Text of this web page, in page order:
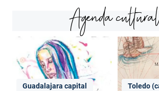
Agenda
Guadalajara capital Toledo